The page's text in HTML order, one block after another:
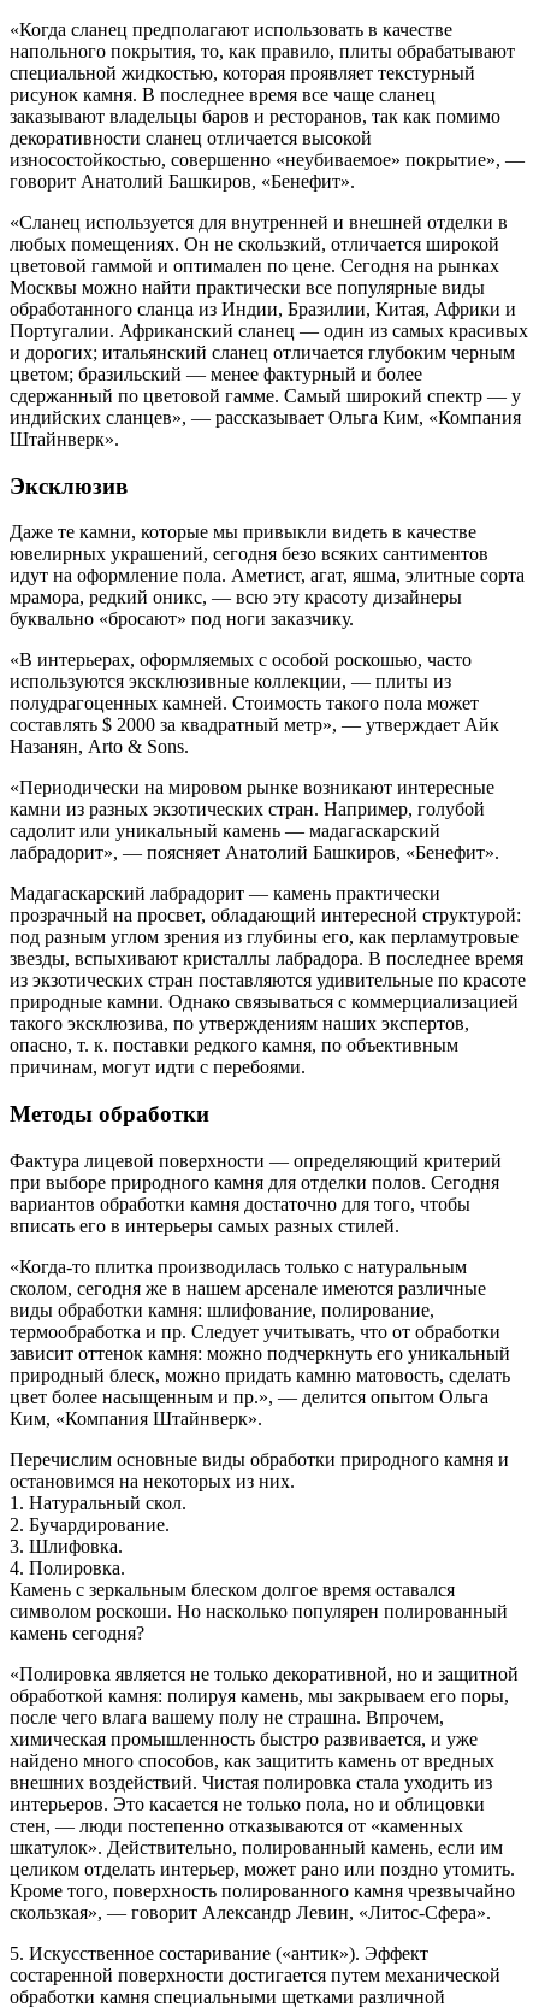
«Когда сланец предполагают использовать в качестве
напольного покрытия, то, как правило, плиты обрабатывают
специальной жидкостью, которая проявляет текстурный
рисунок камня. В последнее время все чаще сланец
заказывают владельцы баров и ресторанов, так как помимо
декоративности сланец отличается высокой
износостойкостью, совершенно «неубиваемое» покрытие», —
говорит Анатолий Башкиров, «Бенефит».
«Сланец используется для внутренней и внешней отделки в
любых помещениях. Он не скользкий, отличается широкой
цветовой гаммой и оптимален по цене. Сегодня на рынках
Москвы можно найти практически все популярные виды
обработанного сланца из Индии, Бразилии, Китая, Африки и
Португалии. Африканский сланец — один из самых красивых
и дорогих; итальянский сланец отличается глубоким черным
цветом; бразильский — менее фактурный и более
сдержанный по цветовой гамме. Самый широкий спектр — у
индийских сланцев», — рассказывает Ольга Ким, «Компания
Штайнверк».
Эксклюзив
Даже те камни, которые мы привыкли видеть в качестве
ювелирных украшений, сегодня безо всяких сантиментов
идут на оформление пола. Аметист, агат, яшма, элитные сорта
мрамора, редкий оникс, — всю эту красоту дизайнеры
буквально «бросают» под ноги заказчику.
«В интерьерах, оформляемых с особой роскошью, часто
используются эксклюзивные коллекции, — плиты из
полудрагоценных камней. Стоимость такого пола может
составлять $ 2000 за квадратный метр», — утверждает Айк
Назанян, Arto & Sons.
«Периодически на мировом рынке возникают интересные
камни из разных экзотических стран. Например, голубой
садолит или уникальный камень — мадагаскарский
лабрадорит», — поясняет Анатолий Башкиров, «Бенефит».
Мадагаскарский лабрадорит — камень практически
прозрачный на просвет, обладающий интересной структурой:
под разным углом зрения из глубины его, как перламутровые
звезды, вспыхивают кристаллы лабрадора. В последнее время
из экзотических стран поставляются удивительные по красоте
природные камни. Однако связываться с коммерциализацией
такого эксклюзива, по утверждениям наших экспертов,
опасно, т. к. поставки редкого камня, по объективным
причинам, могут идти с перебоями.
Методы обработки
Фактура лицевой поверхности — определяющий критерий
при выборе природного камня для отделки полов. Сегодня
вариантов обработки камня достаточно для того, чтобы
вписать его в интерьеры самых разных стилей.
«Когда-то плитка производилась только с натуральным
сколом, сегодня же в нашем арсенале имеются различные
виды обработки камня: шлифование, полирование,
термообработка и пр. Следует учитывать, что от обработки
зависит оттенок камня: можно подчеркнуть его уникальный
природный блеск, можно придать камню матовость, сделать
цвет более насыщенным и пр.», — делится опытом Ольга
Ким, «Компания Штайнверк».
Перечислим основные виды обработки природного камня и
остановимся на некоторых из них.
1. Натуральный скол.
2. Бучардирование.
3. Шлифовка.
4. Полировка.
Камень с зеркальным блеском долгое время оставался
символом роскоши. Но насколько популярен полированный
камень сегодня?
«Полировка является не только декоративной, но и защитной
обработкой камня: полируя камень, мы закрываем его поры,
после чего влага вашему полу не страшна. Впрочем,
химическая промышленность быстро развивается, и уже
найдено много способов, как защитить камень от вредных
внешних воздействий. Чистая полировка стала уходить из
интерьеров. Это касается не только пола, но и облицовки
стен, — люди постепенно отказываются от «каменных
шкатулок». Действительно, полированный камень, если им
целиком отделать интерьер, может рано или поздно утомить.
Кроме того, поверхность полированного камня чрезвычайно
скользкая», — говорит Александр Левин, «Литос-Сфера».
5. Искусственное состаривание («антик»). Эффект
состаренной поверхности достигается путем механической
обработки камня специальными щетками различной